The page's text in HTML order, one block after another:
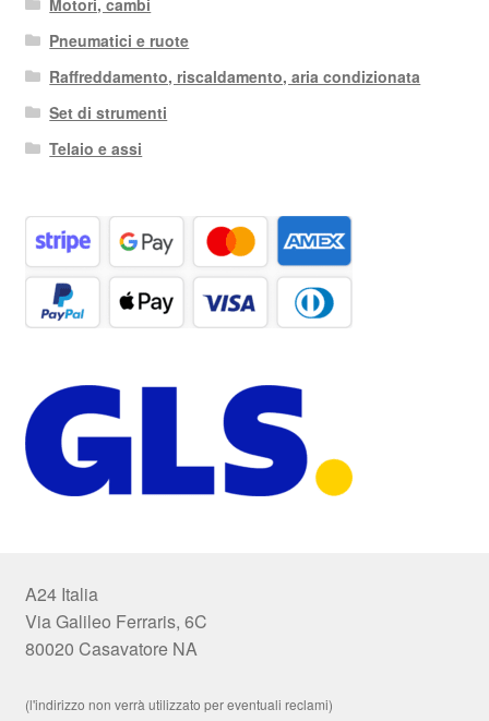
Pneumatici e ruote
Raffreddamento, riscaldamento, aria condizionata
Set di strumenti
Telaio e assi
A24 Italia
Via Galileo Ferraris, 6C
80020 Casavatore NA
(l'indirizzo non verrà utilizzato per eventuali reclami)